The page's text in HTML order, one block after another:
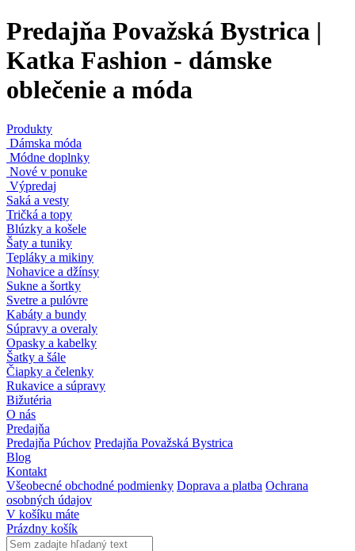
Predajňa Považská Bystrica |
Katka Fashion - dámske
oblečenie a móda
Produkty
Dámska móda
Módne doplnky
Nové v ponuke
Výpredaj
Saká a vesty
Tričká a topy
Blúzky a košele
Šaty a tuniky
Tepláky a mikiny
Nohavice a džínsy
Sukne a šortky
Svetre a pulóvre
Kabáty a bundy
Súpravy a overaly
Opasky a kabelky
Šatky a šále
Čiapky a čelenky
Rukavice a súpravy
Bižutéria
O nás
Predajňa
Predajňa Púchov Predajňa Považská Bystrica
Blog
Kontakt
Všeobecné obchodné podmienky Doprava a platba Ochrana
osobných údajov
V košíku máte
Prázdny košík